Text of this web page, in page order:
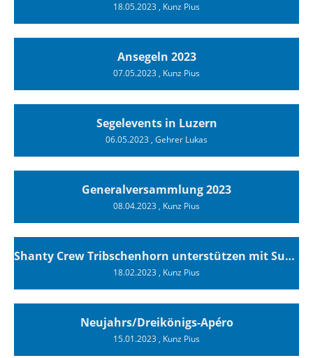
18.05.2023, Kunz Pius
Ansegeln 2023
07.05.2023, Kunz Pius
Segelevents in Luzern
06.05.2023, Gehrer Lukas
Generalversammlung 2023
08.04.2023, Kunz Pius
Shanty Crew Tribschenhorn unterstützen mit Support Culture Bons!
18.02.2023, Kunz Pius
Neujahrs/Dreikönigs-Apéro
15.01.2023, Kunz Pius